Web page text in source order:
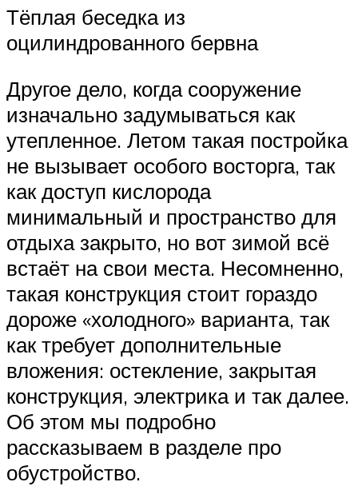
Тёплая беседка из
оцилиндрованного бервна
Другое дело, когда сооружение
изначально задумываться как
утепленное. Летом такая постройка
не вызывает особого восторга, так
как доступ кислорода
минимальный и пространство для
отдыха закрыто, но вот зимой всё
встаёт на свои места. Несомненно,
такая конструкция стоит гораздо
дороже «холодного» варианта, так
как требует дополнительные
вложения: остекление, закрытая
конструкция, электрика и так далее.
Об этом мы подробно
рассказываем в разделе про
обустройство.